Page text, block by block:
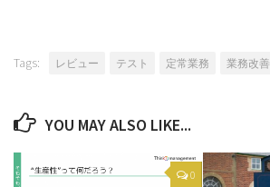
Tags: レビュー テスト 定常業務 業務改善
YOU MAY ALSO LIKE...
0